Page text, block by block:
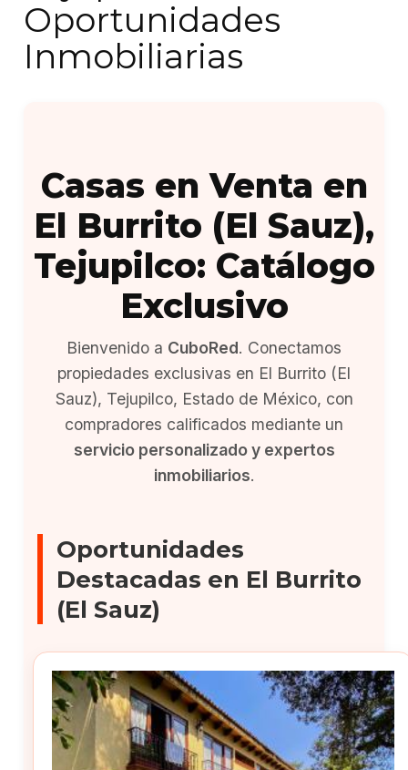
Oportunidades
Inmobiliarias
Casas en Venta en
El Burrito (El Sauz),
Tejupilco: Catálogo
Exclusivo
Bienvenido a CuboRed. Conectamos
propiedades exclusivas en El Burrito (El
Sauz), Tejupilco, Estado de México, con
compradores calificados mediante un
servicio personalizado y expertos
inmobiliarios.
Oportunidades
Destacadas en El Burrito
(El Sauz)